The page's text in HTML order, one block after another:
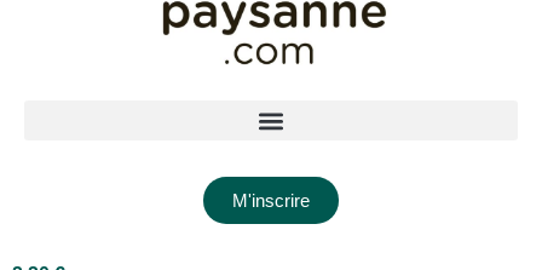
M'inscrire